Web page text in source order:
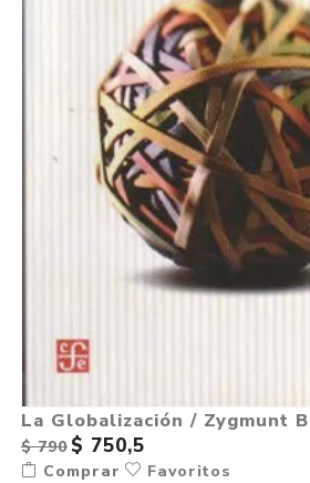
La Globalización / Zygmunt
$ 790 $ 750,5
Comprar Favoritos